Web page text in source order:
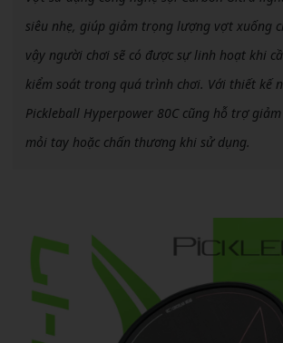
siêu nhẹ, giúp giảm trọng lượng vợt xuống
vậy người chơi sẽ có được sự linh hoạt khi
kiểm soát trong quá trình chơi. Với thiết kế
Pickleball Hyperpower 80C cũng hỗ trợ
mỏi tay hoặc chấn thương khi sử dụng.